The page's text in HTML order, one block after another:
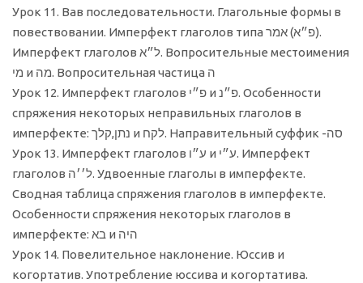
Урок 11. Вав последовательности. Глагольные формы в
повествовании. Имперфект глаголов типа פ״א) אמר).
Имперфект глаголов ל״א. Вопросительные местоимения
מי и מה. Вопросительная частица ה
Урок 12. Имперфект глаголов פ״י и פ״נ. Особенности
спряжения некоторых неправильных глаголов в
имперфекте: נתן,קלך и לקח. Направительный суффик -סה
Урок 13. Имперфект глаголов ע״ו и ע״י. Имперфект
глаголов ל׳׳ה. Удвоенные глаголы в имперфекте.
Сводная таблица спряжения глаголов в имперфекте.
Особенности спряжения некоторых глаголов в
имперфекте: בא и היה
Урок 14. Повелительное наклонение. Юссив и
когортатив. Употребление юссива и когортатива.